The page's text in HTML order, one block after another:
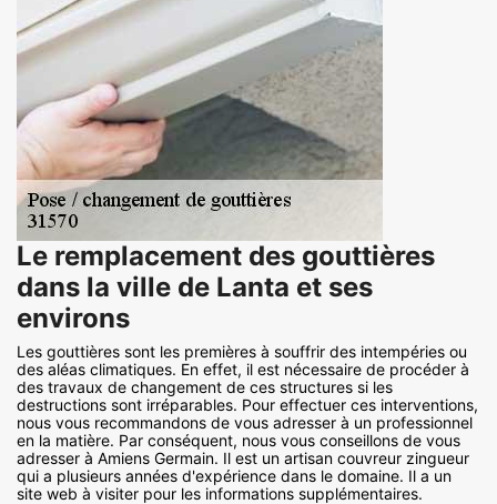
Le remplacement des gouttières
dans la ville de Lanta et ses
environs
Les gouttières sont les premières à souffrir des intempéries ou
des aléas climatiques. En effet, il est nécessaire de procéder à
des travaux de changement de ces structures si les
destructions sont irréparables. Pour effectuer ces interventions,
nous vous recommandons de vous adresser à un professionnel
en la matière. Par conséquent, nous vous conseillons de vous
adresser à Amiens Germain. Il est un artisan couvreur zingueur
qui a plusieurs années d'expérience dans le domaine. Il a un
site web à visiter pour les informations supplémentaires.